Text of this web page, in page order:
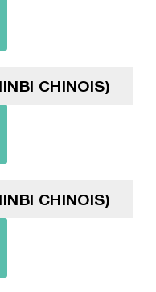
CHINOIS)
CHINOIS)